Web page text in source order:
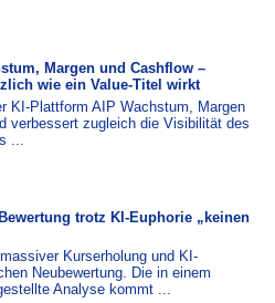
Margen und Cashflow –
wie ein Value-Titel wirkt
KI-​Plattform AIP Wachstum, Margen
verbessert zugleich die Visibilität des
...
trotz KI-Euphorie „keinen
Kurserholung und KI-​
Neubewertung. Die in einem
Analyse kommt ...